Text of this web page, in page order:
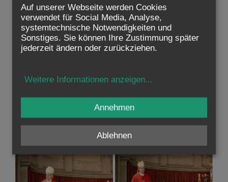
Auf unserer Webseite werden Cookies
verwendet für Social Media, Analyse,
systemtechnische Notwendigkeiten und
Sonstiges. Sie können Ihre Zustimmung später
jederzeit ändern oder zurückziehen.
Weitere Informationen anzeigen...
Ablehnen
Annehmen